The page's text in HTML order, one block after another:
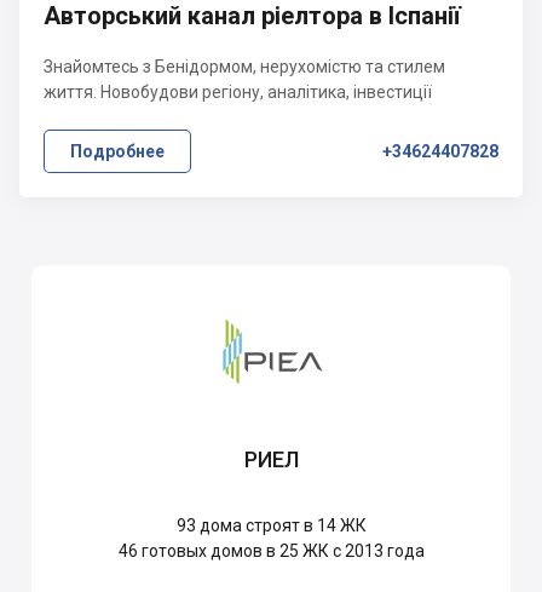
Авторський канал ріелтора в Іспанії
Знайомтесь з Бенідормом, нерухомістю та стилем
життя. Новобудови регіону, аналітика, інвестиції
Подробнее +34624407828
РИЕЛ
93 дома строят в 14 ЖК
46 готовых домов в 25 ЖК с 2013 года